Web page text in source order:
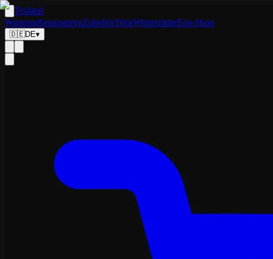
Tesland
WartungReparaturenZubehörTeileWinterräderFan-Shop
🇩🇪DE▾